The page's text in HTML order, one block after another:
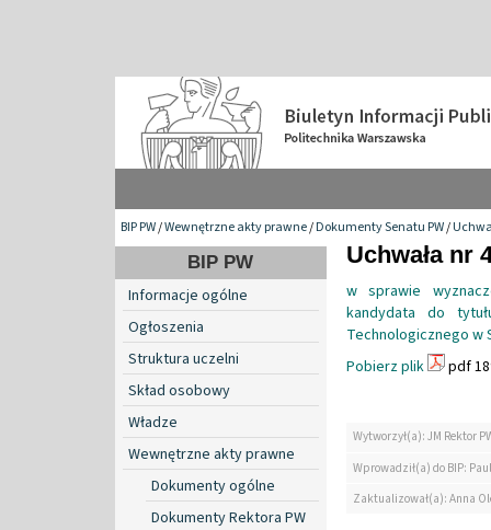
BIP PW/Wewnętrzne akty prawne/Dokumenty Senatu PW/
BIP PW
Informacje ogólne
Ogłoszenia
Struktura uczelni
Skład osobowy
Władze
Wewnętrzne akty prawne
Dokumenty ogólne
Dokumenty Rektora PW
Uchwała nr
w sprawie
kandydata do
Technologicznego w
Pobierz plik
pdf
Wytworzył(a): JM Rektor
Wprowadził(a) do BIP:
Zaktualizował(a): Anna